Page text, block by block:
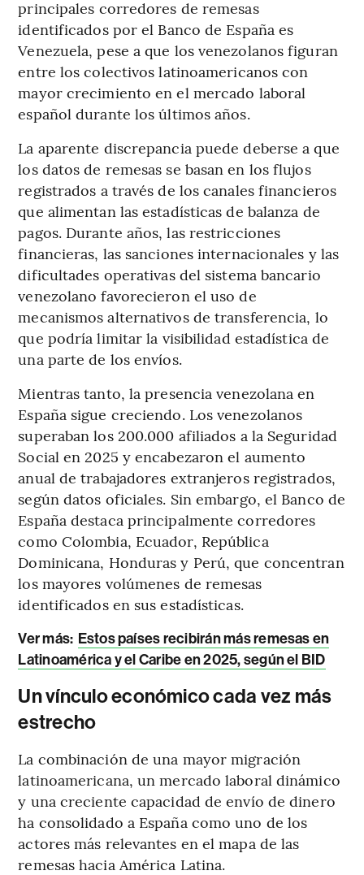
principales corredores de remesas
identificados por el Banco de España es
Venezuela, pese a que los venezolanos figuran
entre los colectivos latinoamericanos con
mayor crecimiento en el mercado laboral
español durante los últimos años.
La aparente discrepancia puede deberse a que
los datos de remesas se basan en los flujos
registrados a través de los canales financieros
que alimentan las estadísticas de balanza de
pagos. Durante años, las restricciones
financieras, las sanciones internacionales y las
dificultades operativas del sistema bancario
venezolano favorecieron el uso de
mecanismos alternativos de transferencia, lo
que podría limitar la visibilidad estadística de
una parte de los envíos.
Mientras tanto, la presencia venezolana en
España sigue creciendo. Los venezolanos
superaban los 200.000 afiliados a la Seguridad
Social en 2025 y encabezaron el aumento
anual de trabajadores extranjeros registrados,
según datos oficiales. Sin embargo, el Banco de
España destaca principalmente corredores
como Colombia, Ecuador, República
Dominicana, Honduras y Perú, que concentran
los mayores volúmenes de remesas
identificados en sus estadísticas.
Ver más: Estos países recibirán más remesas en
Latinoamérica y el Caribe en 2025, según el BID
Un vínculo económico cada vez más
estrecho
La combinación de una mayor migración
latinoamericana, un mercado laboral dinámico
y una creciente capacidad de envío de dinero
ha consolidado a España como uno de los
actores más relevantes en el mapa de las
remesas hacia América Latina.